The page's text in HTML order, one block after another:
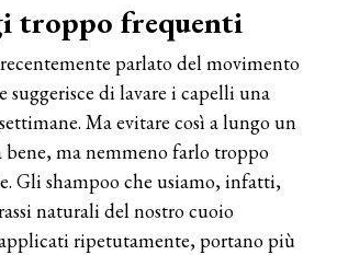
troppo frequenti
parlato del movimento
suggerisce di lavare i capelli una
Ma evitare così a lungo un
bene, ma nemmeno farlo troppo
Gli shampoo che usiamo, infatti,
naturali del nostro cuoio
ripetutamente, portano più